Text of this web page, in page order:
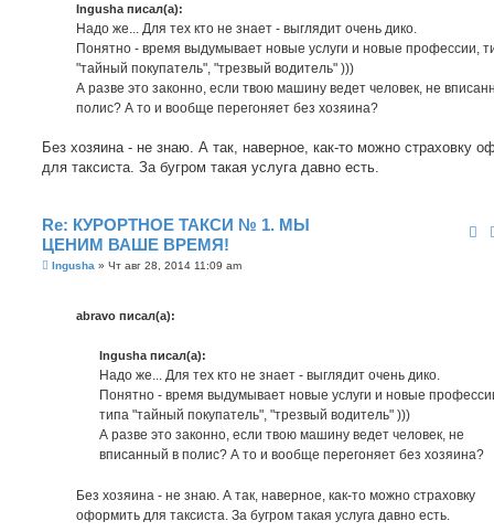
Ingusha писал(а):
Надо же... Для тех кто не знает - выглядит очень дико.
Понятно - время выдумывает новые услуги и новые профессии,
"тайный покупатель", "трезвый водитель" )))
А разве это законно, если твою машину ведет человек, не
полис? А то и вообще перегоняет без хозяина?
Без хозяина - не знаю. А так, наверное, как-то можно страховку
для таксиста. За бугром такая услуга давно есть.
Re: КУРОРТНОЕ ТАКСИ № 1. МЫ
ЦЕНИМ ВАШЕ ВРЕМЯ!
СIngusha » Чт авг 28, 2014 11:09 am
abravo писал(а):
Ingusha писал(а):
Надо же... Для тех кто не знает - выглядит очень дико.
Понятно - время выдумывает новые услуги и новые
типа "тайный покупатель", "трезвый водитель" )))
А разве это законно, если твою машину ведет человек, не
вписанный в полис? А то и вообще перегоняет без хозяина?
Без хозяина - не знаю. А так, наверное, как-то можно страховку
оформить для таксиста. За бугром такая услуга давно есть.